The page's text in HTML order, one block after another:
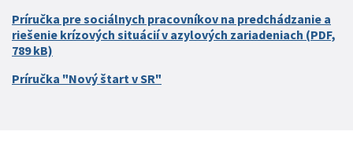
Príručka pre sociálnych pracovníkov na predchádzanie a
riešenie krízových situácií v azylových zariadeniach (PDF,
789 kB)
Príručka "Nový štart v SR"